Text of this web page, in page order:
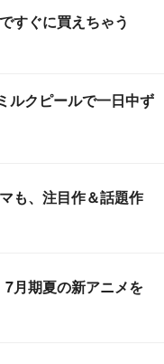
すぐに買えちゃう
ルクピールで一日中ず
も、注目作＆話題作
7月期夏の新アニメを